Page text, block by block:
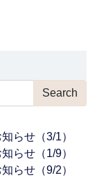
らせ（3/1）
らせ（1/9）
らせ（9/2）